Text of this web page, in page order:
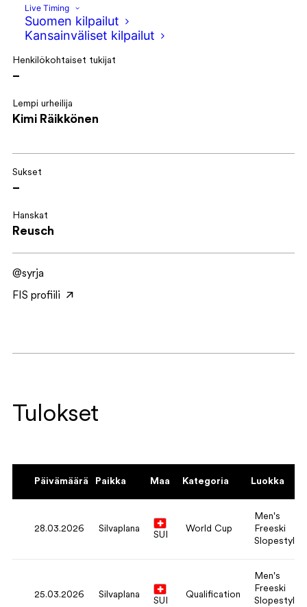
Live Timing
Suomen kilpailut
Kansainväliset kilpailut
Lajit
Slope Style, Big Air
Henkilökohtaiset tukijat
–
Lempi urheilija
Kimi Räikkönen
Sukset
–
Hanskat
Reusch
@syrja
FIS profiili
Tulokset
Päivämäärä Paikka Maa Kategoria Luokka
28.03.2026 Silvaplana
SUI
World Cup
Men's
Freeski
Slopestyle
25.03.2026 Silvaplana
SUI
Qualification
Men's
Freeski
Slopestyle